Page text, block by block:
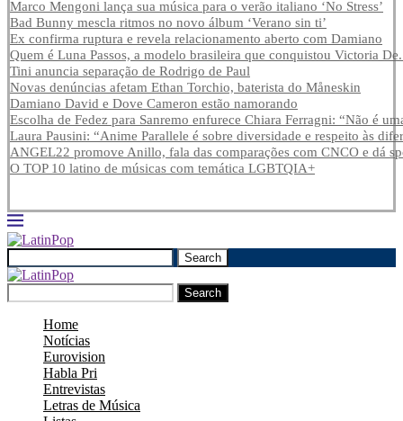
Marco Mengoni lança sua música para o verão italiano ‘No Stress’
Bad Bunny mescla ritmos no novo álbum ‘Verano sin ti’
Ex confirma ruptura e revela relacionamento aberto com Damiano
Quem é Luna Passos, a modelo brasileira que conquistou Victoria
Tini anuncia separação de Rodrigo de Paul
Novas denúncias afetam Ethan Torchio, baterista do Måneskin
Damiano David e Dove Cameron estão namorando
Escolha de Fedez para Sanremo enfurece Chiara Ferragni: “Não é
Laura Pausini: “Anime Parallele é sobre diversidade e respeito às
ANGEL22 promove Anillo, fala das comparações com CNCO e dá
O TOP 10 latino de músicas com temática LGBTQIA+
Search
Search
Home
Notícias
Eurovision
Habla Pri
Entrevistas
Letras de Música